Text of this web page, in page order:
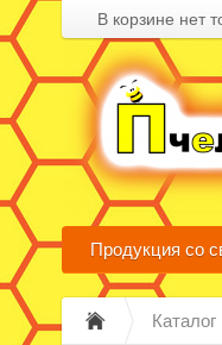
В корзине нет
Продукция со
Каталог